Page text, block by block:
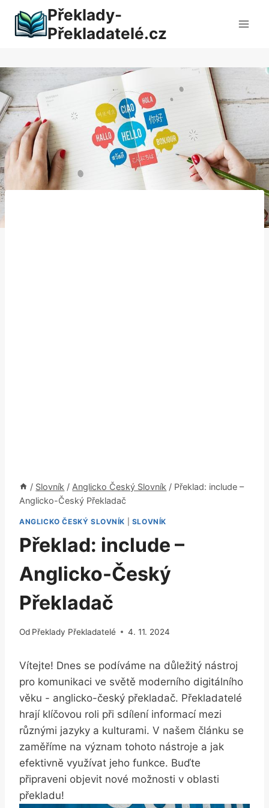
obsah
Překlady-
Překladatelé.cz
/ Slovník / Anglicko Český Slovník / Překlad: include –
Anglicko-Český Překladač
ANGLICKO ČESKÝ SLOVNÍK SLOVNÍK
Překlad: include –
Anglicko-Český
Překladač
Od Překlady Překladatelé 4. 11. 2024
Vítejte! ​Dnes ⁤se​ podíváme na důležitý​ nástroj
pro komunikaci ve ‌světě moderního digitálního
věku ‍- anglicko-český​ překladač. Překladatelé⁤
hrají klíčovou ⁣roli při sdílení informací mezi
‌různými‍ jazyky a kulturami. V našem ⁣článku se ​
zaměříme na⁣ význam ⁣tohoto⁣ nástroje a jak⁢
efektivně využívat‌ jeho ‍funkce. ‍Buďte‌
připraveni objevit ⁣nové možnosti v ‌oblasti
překladu!